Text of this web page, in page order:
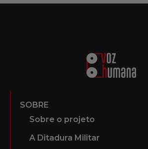
SOBRE
Sobre o projeto
A Ditadura Militar